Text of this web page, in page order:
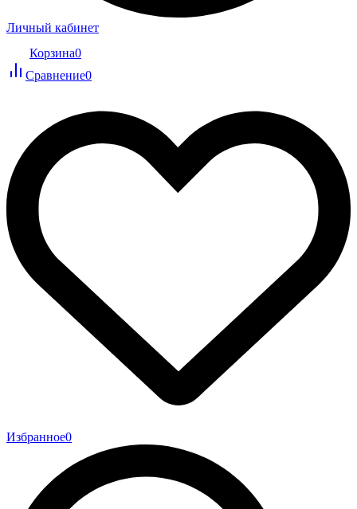
Личный кабинет
Корзина0
Сравнение0
Избранное0